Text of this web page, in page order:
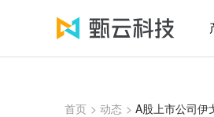
首页 > 动态 > A股上市公司伊